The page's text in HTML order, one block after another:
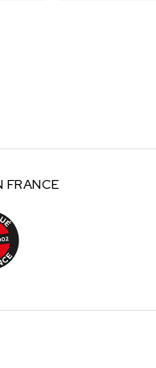
FRANCE